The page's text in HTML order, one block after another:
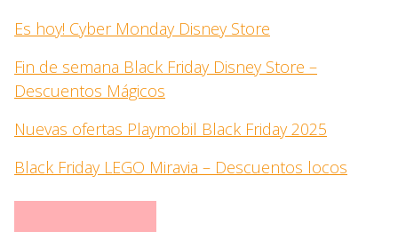
Es hoy! Cyber Monday Disney Store
Fin de semana Black Friday Disney Store –
Descuentos Mágicos
Nuevas ofertas Playmobil Black Friday 2025
Black Friday LEGO Miravia – Descuentos locos